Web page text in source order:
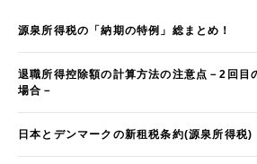
源泉所得税の「納期の特例」総まとめ！
退職所得控除額の計算方法の注意点－2回目
場合－
日本とデンマークの新租税条約(源泉所得税)